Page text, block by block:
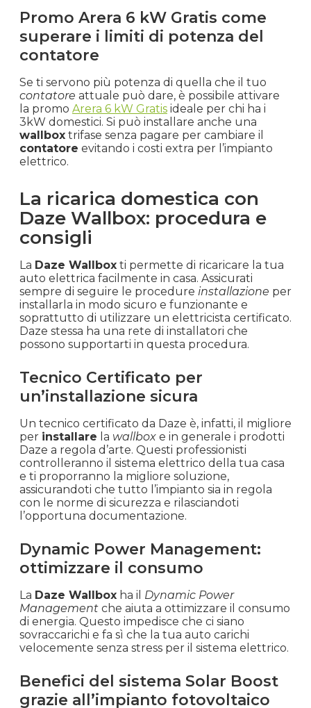
Promo Arera 6 kW Gratis come
superare i limiti di potenza del
contatore
Se ti servono più potenza di quella che il tuo
contatore attuale può dare, è possibile attivare
la promo Arera 6 kW Gratis ideale per chi ha i
3kW domestici. Si può installare anche una
wallbox trifase senza pagare per cambiare il
contatore evitando i costi extra per l’impianto
elettrico.
La ricarica domestica con
Daze Wallbox: procedura e
consigli
La Daze Wallbox ti permette di ricaricare la tua
auto elettrica facilmente in casa. Assicurati
sempre di seguire le procedure installazione per
installarla in modo sicuro e funzionante e
soprattutto di utilizzare un elettricista certificato.
Daze stessa ha una rete di installatori che
possono supportarti in questa procedura.
Tecnico Certificato per
un’installazione sicura
Un tecnico certificato da Daze è, infatti, il migliore
per installare la wallbox e in generale i prodotti
Daze a regola d’arte. Questi professionisti
controlleranno il sistema elettrico della tua casa
e ti proporranno la migliore soluzione,
assicurandoti che tutto l’impianto sia in regola
con le norme di sicurezza e rilasciandoti
l’opportuna documentazione.
Dynamic Power Management:
ottimizzare il consumo
La Daze Wallbox ha il Dynamic Power
Management che aiuta a ottimizzare il consumo
di energia. Questo impedisce che ci siano
sovraccarichi e fa sì che la tua auto carichi
velocemente senza stress per il sistema elettrico.
Benefici del sistema Solar Boost
grazie all’impianto fotovoltaico